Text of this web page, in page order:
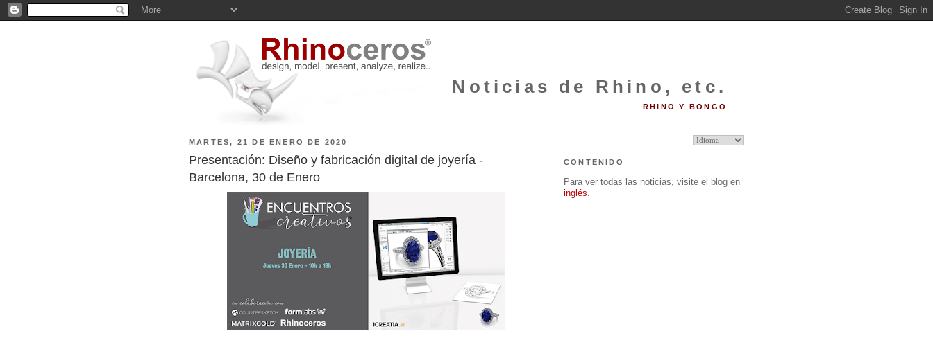
Noticias de Rhino, etc.
RHINO Y BONGO
MARTES, 21 DE ENERO DE 2020
Presentación: Diseño y fabricación digital de joyería -
Barcelona, 30 de Enero
CONTENIDO
Para ver todas las noticias, visite el blog en
inglés